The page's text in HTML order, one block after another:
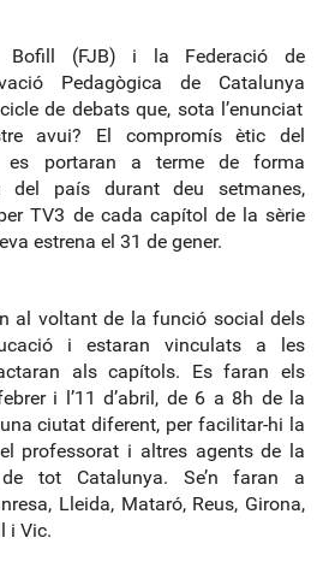
Bofill (FJB) i la Federació de
Pedagògica de Catalunya
de debats que, sota l’enunciat
avui? El compromís ètic del
es portaran a terme de forma
del país durant deu setmanes,
TV3 de cada capítol de la sèrie
estrena el 31 de gener.
al voltant de la funció social dels
i estaran vinculats a les
als capítols. Es faran els
i l’11 d’abril, de 6 a 8h de la
ciutat diferent, per facilitar‐hi la
professorat i altres agents de la
tot Catalunya. Se’n faran a
Lleida, Mataró, Reus, Girona,
i Vic.